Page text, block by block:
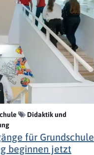
Didaktik und
für Grundschule
beginnen jetzt